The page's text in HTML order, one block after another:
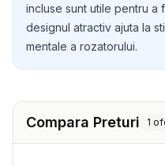
incluse sunt utile pentru a
designul atractiv ajuta la
mentale a rozatorului.
Compara Preturi 1